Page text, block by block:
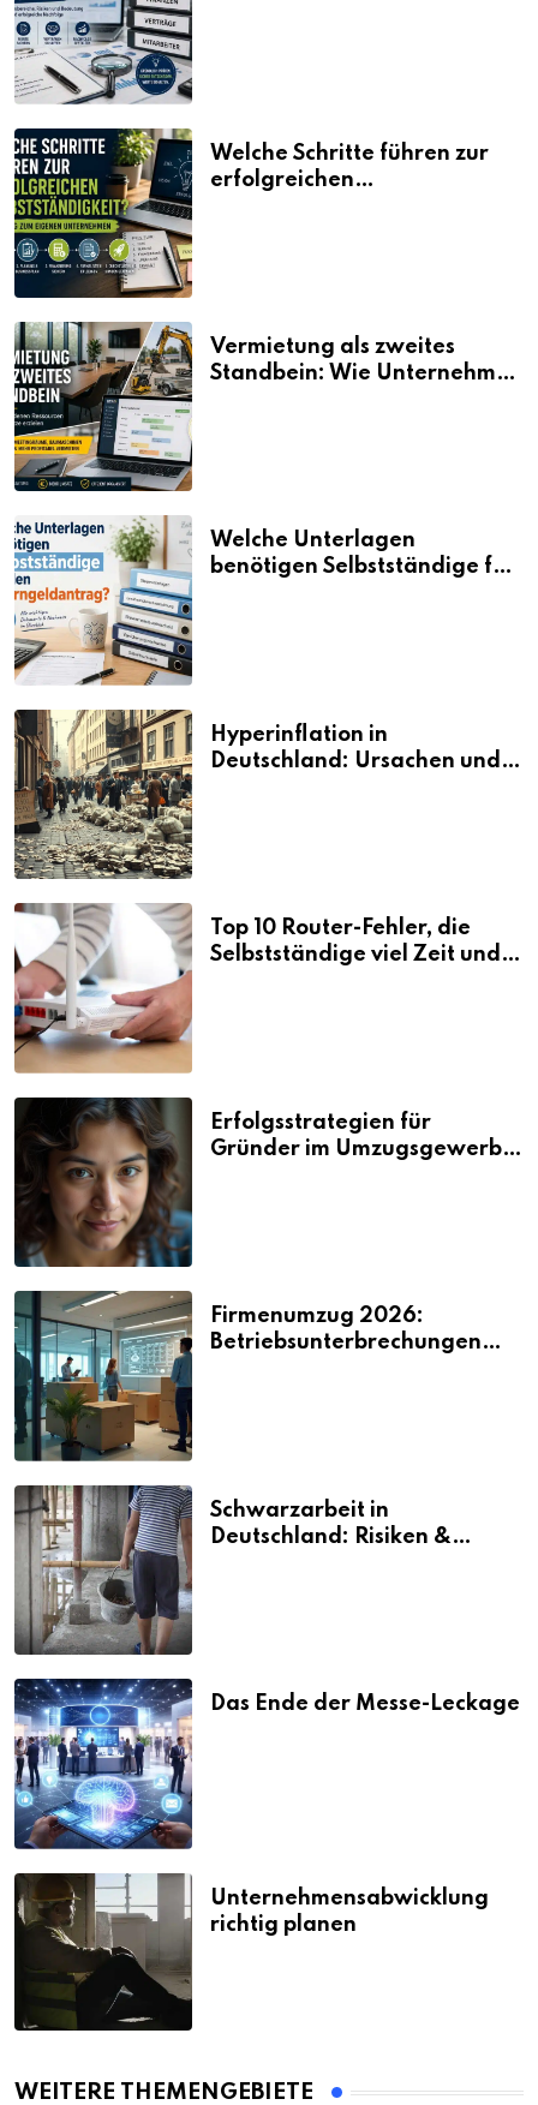
Welche Schritte führen zur
erfolgreichen
Vermietung als zweites
Standbein: Wie Unternehmen
Welche Unterlagen
benötigen Selbstständige für
Hyperinflation in
Deutschland: Ursachen und
Top 10 Router-Fehler, die
Selbstständige viel Zeit und
Erfolgsstrategien für
Gründer im Umzugsgewerbe
Firmenumzug 2026:
Betriebsunterbrechungen
Schwarzarbeit in
Deutschland: Risiken &
Das Ende der Messe-Leckage
Unternehmensabwicklung
richtig planen
WEITERE THEMENGEBIETE